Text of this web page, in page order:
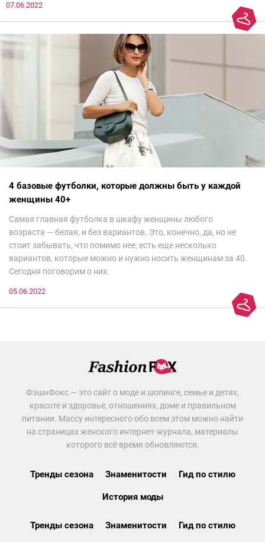
сезоне лучше не надевать. Потому что они — гарант дурного
вкуса и стопроцентный антитренд.
07.06.2022
4 базовые футболки, которые должны быть у каждой
женщины 40+
Самая главная футболка в шкафу женщины любого
возраста — белая, и без вариантов. Это, конечно, да, но не
стоит забывать, что помимо нее, есть еще несколько
вариантов, которые можно и нужно носить женщинам за 40.
Сегодня поговорим о них.
05.06.2022
ФэшнФокс — это сайт о моде и шопинге, семье и детях,
красоте и здоровье, отношениях, доме и правильном
питании. Массу интересного обо всем этом можно найти
на страницах женского интернет-журнала, материалы
которого всё время обновляются.
Тренды сезона Знаменитости Гид по стилю
История моды
Тренды сезона Знаменитости Гид по стилю